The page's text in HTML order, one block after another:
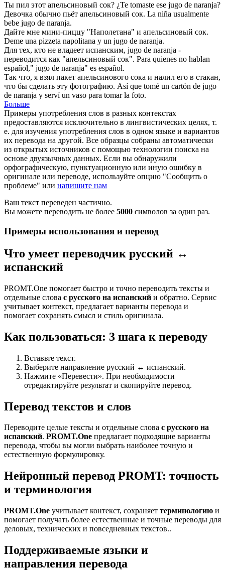
Ты пил этот апельсиновый сок? ¿Te tomaste ese jugo de naranja?
Девочка обычно пьёт апельсиновый сок. La niña usualmente
bebe jugo de naranja.
Дайте мне мини-пиццу "Наполетана" и апельсиновый сок.
Deme una pizzeta napolitana y un jugo de naranja.
Для тех, кто не владеет испанским, jugo de naranja -
переводится как "апельсиновый сок". Para quienes no hablan
español," jugo de naranja" es español.
Так что, я взял пакет апельсинового сока и налил его в стакан,
что бы сделать эту фотографию. Así que tomé un cartón de jugo
de naranja y serví un vaso para tomar la foto.
Больше
Примеры употребления слов в разных контекстах
предоставляются исключительно в лингвистических целях, т.
е. для изучения употребления слов в одном языке и вариантов
их перевода на другой. Все образцы собраны автоматически
из открытых источников с помощью технологии поиска на
основе двуязычных данных. Если вы обнаружили
орфографическую, пунктуационную или иную ошибку в
оригинале или переводе, используйте опцию "Сообщить о
проблеме" или напишите нам
Ваш текст переведен частично.
Вы можете переводить не более 5000 символов за один раз.
Примеры использования и перевод
Что умеет переводчик русский ↔
испанский
PROMT.One помогает быстро и точно переводить тексты и
отдельные слова с русского на испанский и обратно. Сервис
учитывает контекст, предлагает варианты перевода и
помогает сохранять смысл и стиль оригинала.
Как пользоваться: 3 шага к переводу
Вставьте текст.
Выберите направление русский ↔ испанский.
Нажмите «Перевести». При необходимости
отредактируйте результат и скопируйте перевод.
Перевод текстов и слов
Переводите целые тексты и отдельные слова с русского на
испанский. PROMT.One предлагает подходящие варианты
перевода, чтобы вы могли выбрать наиболее точную и
естественную формулировку.
Нейронный перевод PROMT: точность
и терминология
PROMT.One учитывает контекст, сохраняет терминологию и
помогает получать более естественные и точные переводы для
деловых, технических и повседневных текстов..
Поддерживаемые языки и
направления перевода